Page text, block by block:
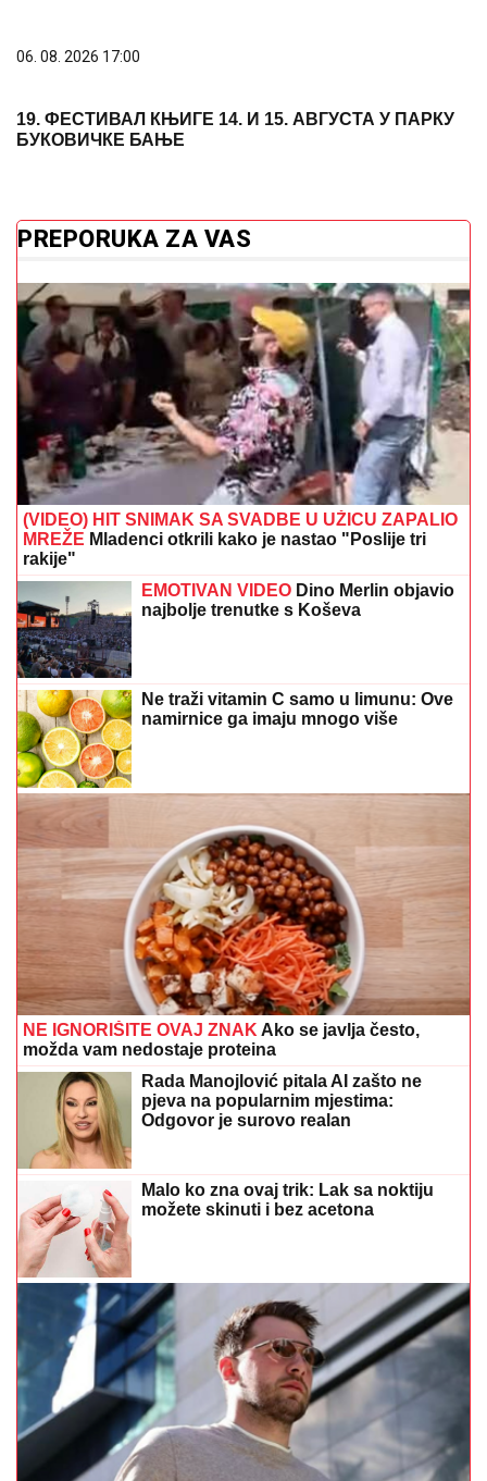
(VIDEO) HIT SNIMAK SA SVADBE U UŽICU ZAPALIO
MREŽEMladenci otkrili kako je nastao "Poslije tri
rakije"
EMOTIVAN VIDEODino Merlin objavio
najbolje trenutke s Koševa
Ne traži vitamin C samo u limunu: Ove
namirnice ga imaju mnogo više
NE IGNORIŠITE OVAJ ZNAK
Ako se javlja često,
možda vam nedostaje proteina
Rada Manojlović pitala AI zašto ne
pjeva na popularnim mjestima:
Odgovor je surovo realan
Malo ko zna ovaj trik: Lak sa noktiju
možete skinuti i bez acetona
Otkriven stvarni razlog zbog kojeg je bivša zaručnica
Luke Dončića povukla tužbu za alimentaciju
Dnevni horoskop za danas: Nekoga
čeka važan razgovor, a jedan znak bi
mogao dobiti vijesti koje mijenjaju
planove
Jednostavno, logično i iznenađujuće
korisno: Probajte pravilo 3-3-3 za